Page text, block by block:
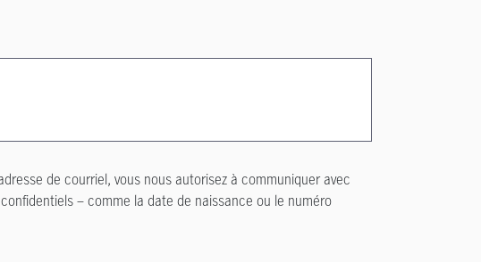
de courriel, vous nous autorisez à communiquer avec
– comme la date de naissance ou le numéro